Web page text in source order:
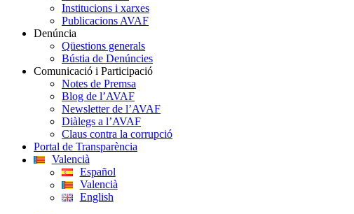
Institucions i xarxes
Publicacions AVAF
Denúncia
Qüestions generals
Bústia de Denúncies
Comunicació i Participació
Notes de Premsa
Blog de l’AVAF
Newsletter de l’AVAF
Diàlegs a l’AVAF
Claus contra la corrupció
Portal de Transparència
Valencià
Español
Valencià
English